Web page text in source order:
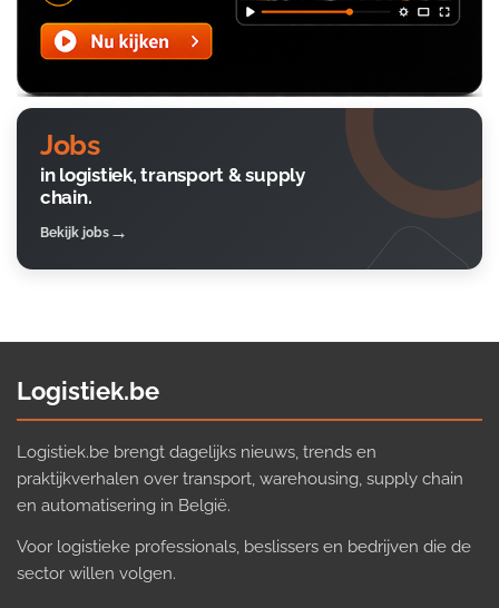
Jobs
in logistiek, transport & supply
chain.
Bekijk jobs
Logistiek.be
Logistiek.be brengt dagelijks nieuws, trends en
praktijkverhalen over transport, warehousing, supply chain
en automatisering in België.
Voor logistieke professionals, beslissers en bedrijven die de
sector willen volgen.